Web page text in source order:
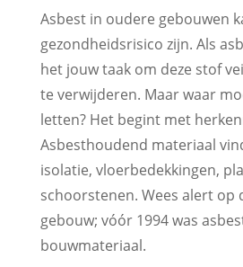
Asbest in oudere gebouwen
gezondheidsrisico zijn. Als
het jouw taak om deze stof
te verwijderen. Maar waar
letten? Het begint met
Asbesthoudend materiaal
isolatie, vloerbedekkingen,
schoorstenen. Wees alert op
gebouw; vóór 1994 was
bouwmateriaal.